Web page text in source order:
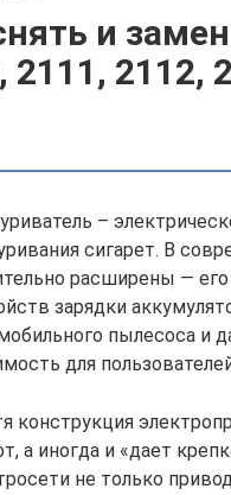
и
2111, 2112,
–
сигарет. В
расширены —
зарядки
пылесоса и
для
конструкция
а иногда и «дает
не только